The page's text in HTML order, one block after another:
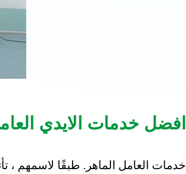
افضل خدمات الايدي
خدمات العامل الماهر. طبقًا لاسمهم ،